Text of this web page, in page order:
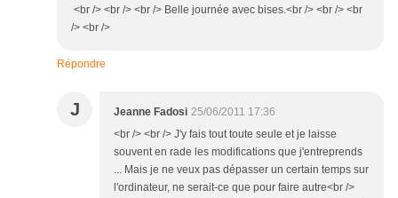
<br /> <br /> <br /> Belle journée avec bises.<br /> <br /> <br
/> <br />
Répondre
J Jeanne Fadosi 25/06/2011 17:36
<br /> <br /> J'y fais tout toute seule et je laisse
souvent en rade les modifications que j'entreprends
... Mais je ne veux pas dépasser un certain temps sur
l'ordinateur, ne serait-ce que pour faire autre<br />